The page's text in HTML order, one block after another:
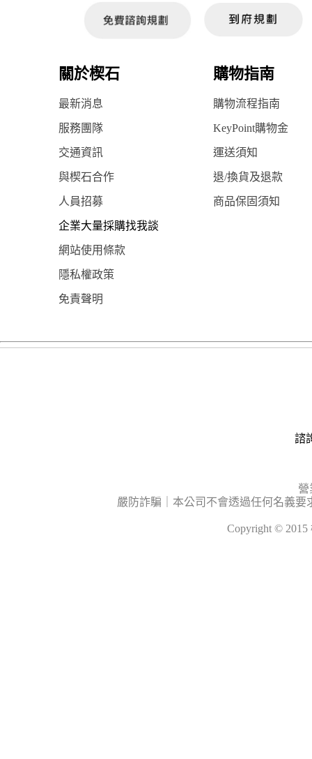
關於楔石 購物指南
最新消息 購物流程指南
服務團隊 KeyPoint購物金
交通資訊 運送須知
與楔石合作 退/換貨及退款
人員招募 商品保固須知
企業大量採購找我談
網站使用條款
隱私權政策
免責聲明
諮
營
嚴防詐騙｜本公司不會透過任何名義
Copyright ©